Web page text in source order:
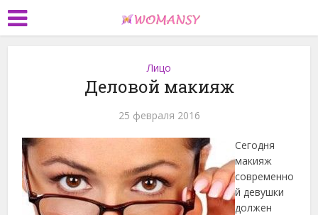
Лицо
Деловой макияж
25 февраля 2016
Сегодня
макияж
современно
й девушки
должен